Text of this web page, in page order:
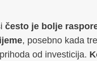
često je bolje
, posebno kada
od investicija.